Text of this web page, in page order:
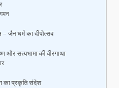
– जैन धर्म का दीपोत्सव
और सत्यभामा की वीरगाथा
का प्रकृति संदेश